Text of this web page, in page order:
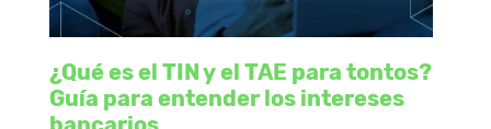
¿Qué es el TIN y el TAE para tontos?
Guía para entender los intereses